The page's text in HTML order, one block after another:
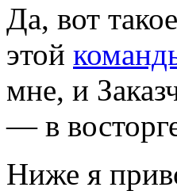
Да, вот
этой
мне, и
— в
Ниже я